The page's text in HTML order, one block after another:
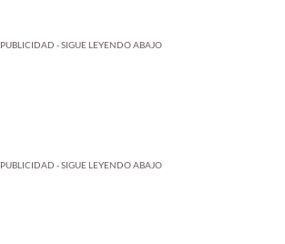
PUBLICIDAD - SIGUE LEYENDO ABAJO
PUBLICIDAD - SIGUE LEYENDO ABAJO